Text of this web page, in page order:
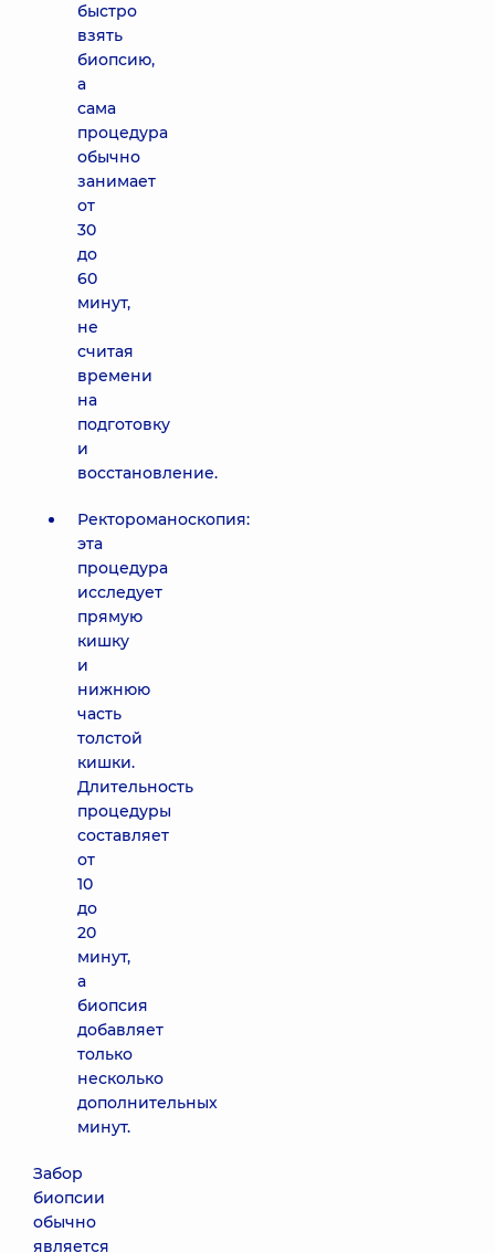
быстро
взять
биопсию,
а
сама
процедура
обычно
занимает
от
30
до
60
минут,
не
считая
времени
на
подготовку
и
восстановление.
Ректороманоскопия:
эта
процедура
исследует
прямую
кишку
и
нижнюю
часть
толстой
кишки.
Длительность
процедуры
составляет
от
10
до
20
минут,
а
биопсия
добавляет
только
несколько
дополнительных
минут.
Забор
биопсии
обычно
является